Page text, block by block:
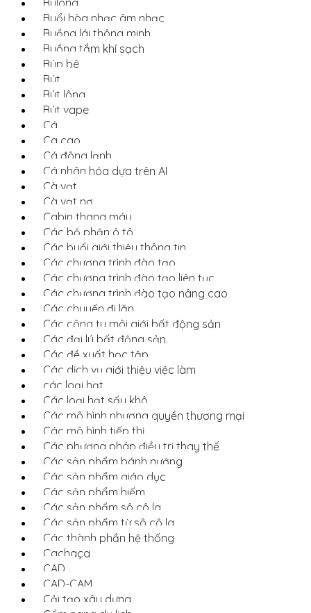
Buổi hòa nhạc âm nhạc
Buồng lái thông minh
Buồng tắm khí sạch
Búp bê
Bút
Bút lông
Bút vape
Cá
Ca cao
Cá đông lạnh
Cá nhân hóa dựa trên AI
Cà vạt
Cà vạt nơ
Cabin thang máy
Các bộ phận ô tô
Các buổi giới thiệu thông tin
Các chương trình đào tạo
Các chương trình đào tạo liên tục
Các chương trình đào tạo nâng cao
Các chuyến đi lặn
Các công ty môi giới bất động sản
Các đại lý bất động sản
Các đề xuất học tập
Các dịch vụ giới thiệu việc làm
các loại hạt
Các loại hạt sấy khô
Các mô hình nhượng quyền thương mại
Các mô hình tiếp thị
Các phương pháp điều trị thay thế
Các sản phẩm bánh nướng
Các sản phẩm giáo dục
Các sản phẩm hiếm
Các sản phẩm sô cô la
Các sản phẩm từ sô cô la
Các thành phần hệ thống
Cachaça
CAD
CAD-CAM
Cải tạo xây dựng